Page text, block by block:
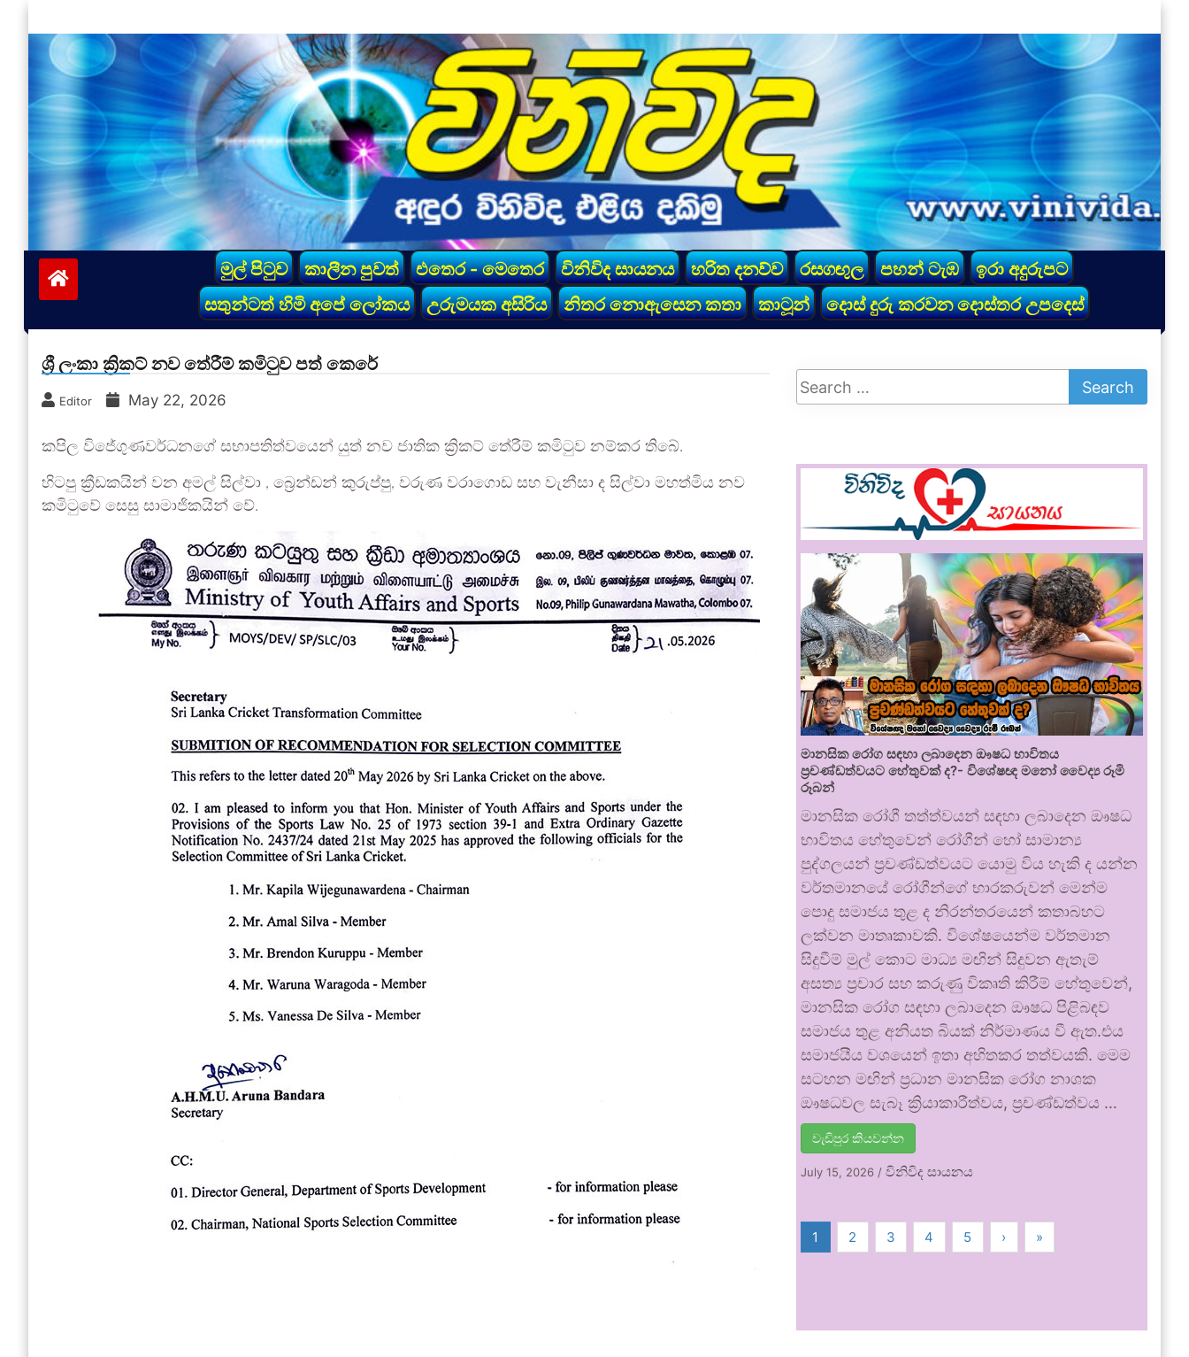
to
content
vinivida.lk
මුල් පිටුව කාලීන පුවත් එතෙර - මෙතෙර විනිවිද සායනය හරිත දනව්ව රසගඟුල පහන් ටැඹ
ඉරා අදුරුපට
සතුන්ටත් හිමි අපේ ලෝකය
උරුමයක අසිරිය නිතර නොඇසෙන කතා කාටූන් දොස් දුරු කරවන දොස්තර උපදෙස්
ශ්‍රී ලංකා ක්‍රිකට් නව තේරීම් කමිටුව පත් කෙරේ
Editor May 22, 2026
කපිල විජේගුණවර්ධනගේ සභාපතිත්වයෙන් යුත් නව ජාතික ක්‍රිකට් තේරීම් කමිටුව නම්කර තිබේ.
හිටපු ක්‍රීඩකයින් වන අමල් සිල්වා , බ්‍රෙන්ඩන් කුරුප්පු, වරුණ වරාගොඩ සහ වැනීසා ද සිල්වා මහත්මිය නව
කමිටුවේ සෙසු සාමාජිකයින් වේ.
මානසික රෝග සඳහා ලබාදෙන ඖෂධ භාවිතය
ප්‍රචණ්ඩත්වයට හේතුවක් ද?- විශේෂඥ මනෝ වෛද්‍ය රූමි
රූබන්
මානසික රෝගී තත්ත්වයන් සඳහා ලබාදෙන ඖෂධ
භාවිතය හේතුවෙන් රෝගීන් හෝ සාමාන්‍ය
පුද්ගලයන් ප්‍රචණ්ඩත්වයට යොමු විය හැකි ද යන්න
වර්තමානයේ රෝගීන්ගේ භාරකරුවන් මෙන්ම
පොදු සමාජය තුළ ද නිරන්තරයෙන් කතාබහට
ලක්වන මාතෘකාවකි. විශේෂයෙන්ම වර්තමාන
සිදුවීම් මුල් කොට මාධ්‍ය මඟින් සිදුවන ඇතැම්
අසත්‍ය ප්‍රචාර සහ කරුණු විකෘති කිරීම් හේතුවෙන්,
මානසික රෝග සඳහා ලබාදෙන ඖෂධ පිළිබඳව
සමාජය තුළ අනියත බියක් නිර්මාණය වී ඇත.එය
සමාජයීය වශයෙන් ඉතා අහිතකර තත්වයකි. මෙම
සටහන මඟින් ප්‍රධාන මානසික රෝග නාශක
ඖෂධවල සැබෑ ක්‍රියාකාරීත්වය, ප්‍රචණ්ඩත්වය …
වැඩිපුර කියවන්න
July 15, 2026 /විනිවිද සායනය
1 2 3 4 5 › »